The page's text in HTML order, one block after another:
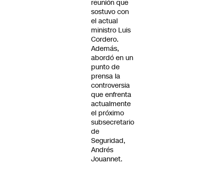
reunión que
sostuvo con
el actual
ministro Luis
Cordero.
Además,
abordó en un
punto de
prensa la
controversia
que enfrenta
actualmente
el próximo
subsecretario
de
Seguridad,
Andrés
Jouannet.